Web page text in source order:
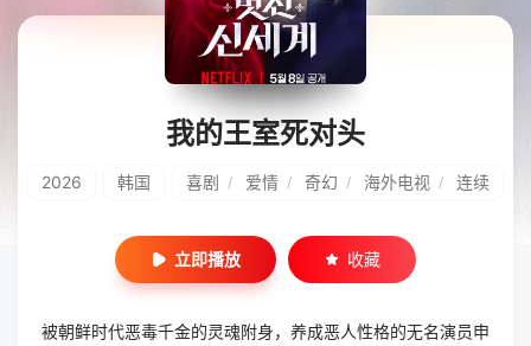
我的王室死对头
2026 韩国 喜剧 / 爱情 / 奇幻 / 海外电视 / 连续
立即播放 收藏
被朝鲜时代恶毒千金的灵魂附身，养成恶人性格的无名演员申